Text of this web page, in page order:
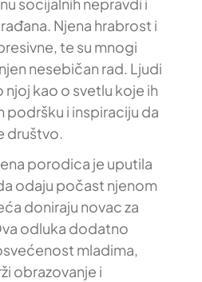
socijalnih nepravdi i
Njena hrabrost i
te su mnogi
nesebičan rad. Ljudi
kao o svetlu koje ih
podršku i inspiraciju da
društvo.
porodica je uputila
odaju počast njenom
doniraju novac za
odluka dodatno
mladima,
obrazovanje i